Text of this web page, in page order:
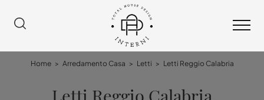
Home > Arredamento Casa > Letti > Letti Reggio Calabria
Letti Reggio Calabria